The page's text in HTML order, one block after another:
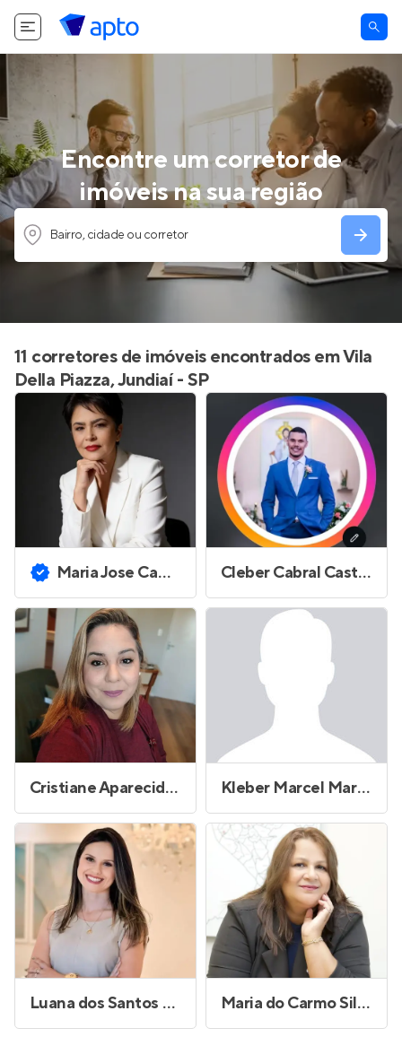
Encontre um corretor de
imóveis na sua região
Bairro, cidade ou corretor
11 corretores de imóveis encontrados em Vila
Della Piazza, Jundiaí - SP
Maria Jose Campos Cleber Cabral Castro
Cristiane Aparecida Alves Pereira Rossetto Kleber Marcel Marcondes Dias Bartolomeu
Luana dos Santos Machado Maria do Carmo Silva Pedro Guedes